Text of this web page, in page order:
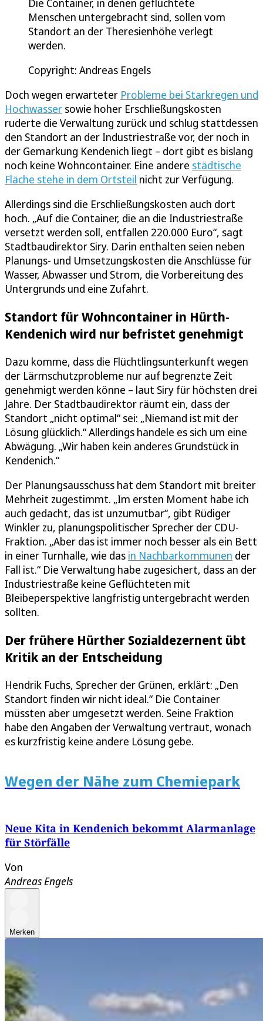
Menschen untergebracht sind, sollen vom
Standort an der Theresienhöhe verlegt
werden.
Copyright: Andreas Engels
Doch wegen erwarteter Probleme bei Starkregen und
Hochwasser sowie hoher Erschließungskosten
ruderte die Verwaltung zurück und schlug stattdessen
den Standort an der Industriestraße vor, der noch in
der Gemarkung Kendenich liegt – dort gibt es bislang
noch keine Wohncontainer. Eine andere städtische
Fläche stehe in dem Ortsteil nicht zur Verfügung.
Allerdings sind die Erschließungskosten auch dort
hoch. „Auf die Container, die an die Industriestraße
versetzt werden soll, entfallen 220.000 Euro“, sagt
Stadtbaudirektor Siry. Darin enthalten seien neben
Planungs- und Umsetzungskosten die Anschlüsse für
Wasser, Abwasser und Strom, die Vorbereitung des
Untergrunds und eine Zufahrt.
Standort für Wohncontainer in Hürth-
Kendenich wird nur befristet genehmigt
Dazu komme, dass die Flüchtlingsunterkunft wegen
der Lärmschutzprobleme nur auf begrenzte Zeit
genehmigt werden könne – laut Siry für höchsten drei
Jahre. Der Stadtbaudirektor räumt ein, dass der
Standort „nicht optimal“ sei: „Niemand ist mit der
Lösung glücklich.“ Allerdings handele es sich um eine
Abwägung. „Wir haben kein anderes Grundstück in
Kendenich.“
Der Planungsausschuss hat dem Standort mit breiter
Mehrheit zugestimmt. „Im ersten Moment habe ich
auch gedacht, das ist unzumutbar“, gibt Rüdiger
Winkler zu, planungspolitischer Sprecher der CDU-
Fraktion. „Aber das ist immer noch besser als ein Bett
in einer Turnhalle, wie das in Nachbarkommunen der
Fall ist.“ Die Verwaltung habe zugesichert, dass an der
Industriestraße keine Geflüchteten mit
Bleibeperspektive langfristig untergebracht werden
sollten.
Der frühere Hürther Sozialdezernent übt
Kritik an der Entscheidung
Hendrik Fuchs, Sprecher der Grünen, erklärt: „Den
Standort finden wir nicht ideal.“ Die Container
müssten aber umgesetzt werden. Seine Fraktion
habe den Angaben der Verwaltung vertraut, wonach
es kurzfristig keine andere Lösung gebe.
Wegen der Nähe zum Chemiepark
Neue Kita in Kendenich bekommt Alarmanlage
für Störfälle
Von
Andreas Engels
Merken